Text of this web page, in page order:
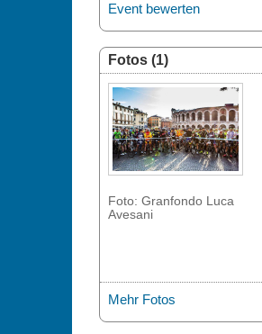
Event bewerten
Fotos (1)
Foto: Granfondo Luca
Avesani
Mehr Fotos